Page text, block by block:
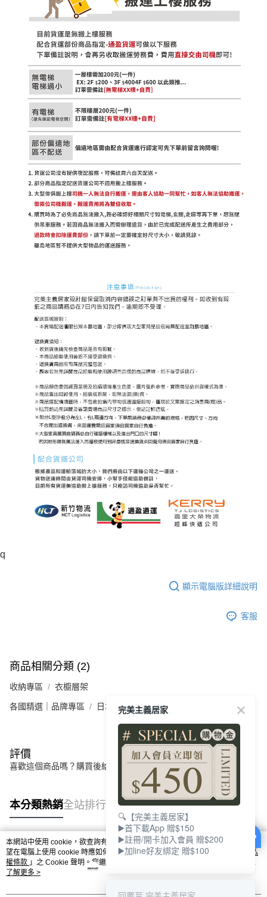
q
顯示電腦版詳細說明
客服
商品相關分類 (2)
收納專區 衣櫥層架
各國精選｜品牌專區 日本｜IRIS 收納系列
評價
喜歡這個商品嗎？購買後給他一個好評吧
本分類熱銷全站排行
熱門標籤
本網站中使用 cookie，欲查詢有關本網站使用 cookie 方式之詳情，及若您不希
望在電腦上使用 cookie 時應如何變更電腦的 cookie 設定，請參閱本網站「
隱私
權條款 」之 Cookie 聲明。您繼續使用本網站即表示您同意本公司得按本網站使
用條款之 Cookie 聲明使用 cookie。
了解更多 >
完美主義居家
🔍【完美主義居家】
▶️首下載App 贈$150
▶️註冊/開卡加入會員 贈$200
▶️加line好友綁定 贈$100